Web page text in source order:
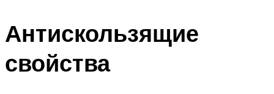
Антискользящие
свойства